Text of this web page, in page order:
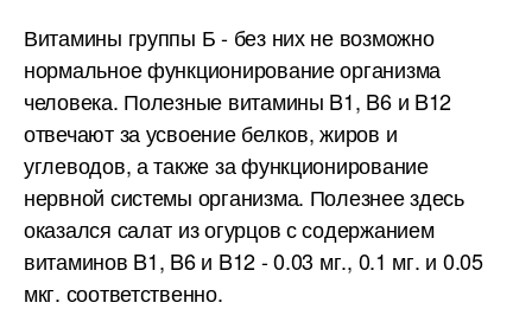
Витамины группы Б - без них не возможно
нормальное функционирование организма
человека. Полезные витамины B1, B6 и B12
отвечают за усвоение белков, жиров и
углеводов, а также за функционирование
нервной системы организма. Полезнее здесь
оказался салат из огурцов с содержанием
витаминов B1, B6 и B12 - 0.03 мг., 0.1 мг. и 0.05
мкг. соответственно.